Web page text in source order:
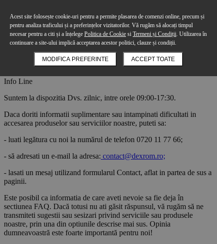
Acest site folosește cookie-uri pentru a permite plasarea de comenzi online, precum și
pentru analiza traficului și a preferințelor vizitatorilor. Vă rugăm să alocați timpul
necesar pentru a citi și a înțelege Politica de Cookie si Termeni și Condiții . Utilizarea în
continuare a site-ului implică acceptarea acestor politici, clauze și condiții.
MODIFICA PREFERINTE ACCEPT TOATE
Contact
Home
Suport Client
Product was successfully added to your shopping cart.
Cos de cumparaturi Continua
Info Line
Suntem la dispozitia Dvs. zilnic, intre orele 09:00-17:30.
Daca doriti informatii suplimentare sau intampinati dificultati in
accesarea produselor sau serviciilor noastre, puteti sa:
- luati legătura cu noi la numărul de telefon 0720 11 77 66;
- să adresati un e-mail la adresa: contact@dexrom.ro;
- lasati un mesaj utilizand formularul Contact, aflat in partea de sus a
paginii.
Este posibil ca informatia de care aveti nevoie sa fie deja în
sectiunea FAQ. Dacă totusi nu ati găsit răspunsul, vă rugăm să ne
transmiteti sugestii sau sesizari privind serviciile sau produsele
noastre, prin una din optiunile descrise mai sus. Opinia
dumneavoastră este foarte importantă pentru noi!